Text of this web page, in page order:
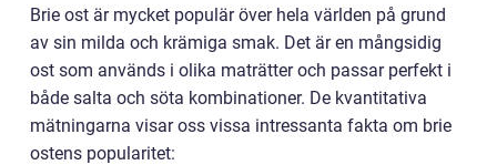
Brie ost är mycket populär över hela världen på grund
av sin milda och krämiga smak. Det är en mångsidig
ost som används i olika maträtter och passar perfekt i
både salta och söta kombinationer. De kvantitativa
mätningarna visar oss vissa intressanta fakta om brie
ostens popularitet: